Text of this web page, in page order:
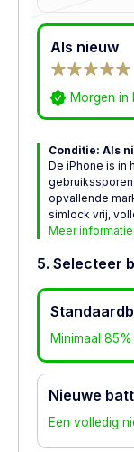
Als nieuw
Morgen in
Conditie: Als
De iPhone is in
opvallende
simlock vrij,
Meer informatie
5. Selecteer
Minimaal
Nieuwe
Een volledig